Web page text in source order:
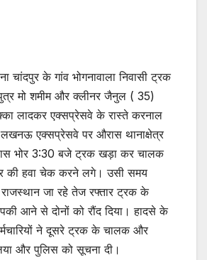
चांदपुर के गांव भोगनावाला निवासी ट्रक
मो शमीम और क्लीनर जैनुल ( 35)
लादकर एक्सप्रेसवे के रास्ते करनाल
एक्सप्रेसवे पर औरास थानाक्षेत्र
भोर 3:30 बजे ट्रक खड़ा कर चालक
की हवा चेक करने लगे। उसी समय
जा रहे तेज रफ्तार ट्रक के
आने से दोनों को रौंद दिया। हादसे के
ने दूसरे ट्रक के चालक और
और पुलिस को सूचना दी।